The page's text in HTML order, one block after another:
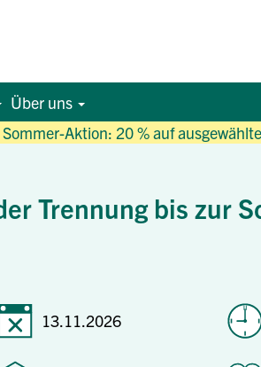
Sommer-Aktion: 20 % auf
Über uns
Trennung bis zur
13.11.2026